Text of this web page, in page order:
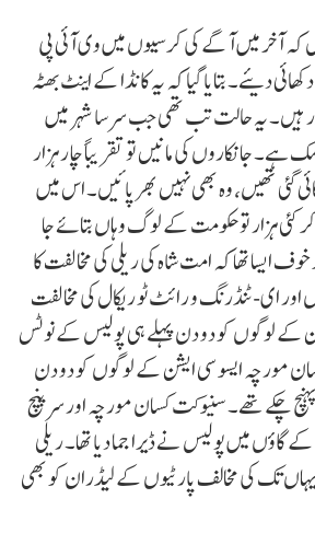
کہ آخر میں آگے کی کرسیوں میں وی آئی پی
دیئے۔ بتایا گیا کہ یہ کانڈا کے اینٹ بھٹہ
ہیں۔ یہ حالت تب تھی جب سرسا شہر میں
ہے۔ جانکاروں کی مانیں تو تقریباً چار ہزار
گئی تھیں، وہ بھی نہیں بھر پائیں۔ اس میں
کر کئی ہزار تو حکومت کے لوگ وہاں بتائے جا
ایسا تھا کہ امت شاہ کی ریلی کی مخالفت کا
اور ای-ٹنڈرنگ و رائٹ ٹو ریکال کی مخالفت
کے لوگوں کو دو دن پہلے ہی پولیس کے نوٹس
مورچہ ایسو سی ایشن کے لوگوں کو دو دن
چکے تھے۔ سنیوکت کسان مورچہ اور سرپنچ
گاؤں میں پولیس نے ڈیرا جما دیا تھا۔ ریلی
تک کی مخالف پارٹیوں کے لیڈران کو بھی